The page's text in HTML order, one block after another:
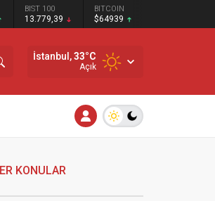
BIST 100
13.779,39
BITCOIN
$64939
İstanbul,33°C
Açık
KONULAR